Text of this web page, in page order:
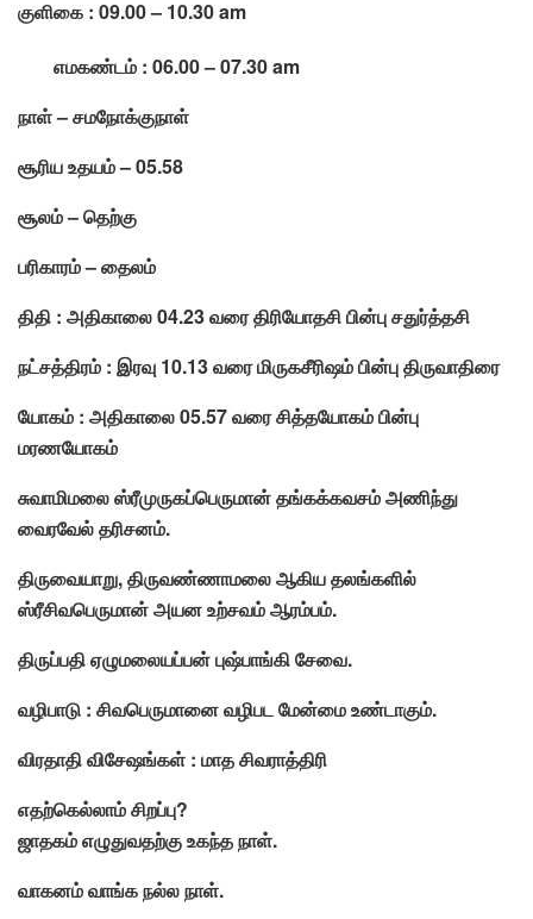
குளிகை : 09.00 – 10.30 am
எமகண்டம் : 06.00 – 07.30 am
நாள் – சமநோக்குநாள்
சூரிய உதயம் – 05.58
சூலம் – தெற்கு
பரிகாரம் – தைலம்
திதி : அதிகாலை 04.23 வரை திரியோதசி பின்பு சதுர்த்தசி
நட்சத்திரம் : இரவு 10.13 வரை மிருகசீரிஷம் பின்பு திருவாதிரை
யோகம் : அதிகாலை 05.57 வரை சித்தயோகம் பின்பு
மரணயோகம்
சுவாமிமலை ஸ்ரீமுருகப்பெருமான் தங்கக்கவசம் அணிந்து
வைரவேல் தரிசனம்.
திருவையாறு, திருவண்ணாமலை ஆகிய தலங்களில்
ஸ்ரீசிவபெருமான் அயன உற்சவம் ஆரம்பம்.
திருப்பதி ஏழுமலையப்பன் புஷ்பாங்கி சேவை.
வழிபாடு : சிவபெருமானை வழிபட மேன்மை உண்டாகும்.
விரதாதி விசேஷங்கள் : மாத சிவராத்திரி
எதற்கெல்லாம் சிறப்பு?
ஜாதகம் எழுதுவதற்கு உகந்த நாள்.
வாகனம் வாங்க நல்ல நாள்.